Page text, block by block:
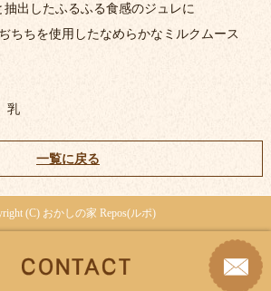
抽出したふるふる食感のジュレに
ちちを使用したなめらかなミルクムース
乳
一覧に戻る
(C) おかしの家 Repos(ルポ)